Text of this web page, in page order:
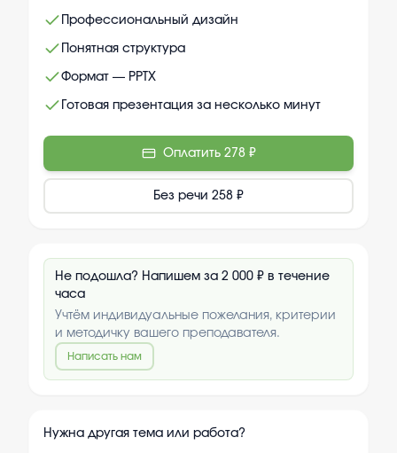
Профессиональный дизайн
Понятная структура
Формат — PPTX
Готовая презентация за несколько минут
Оплатить 278 ₽
Без речи 258 ₽
Не подошла? Напишем за 2 000 ₽ в течение
часа
Учтём индивидуальные пожелания, критерии
и методичку вашего преподавателя.
Написать нам
Нужна другая тема или работа?